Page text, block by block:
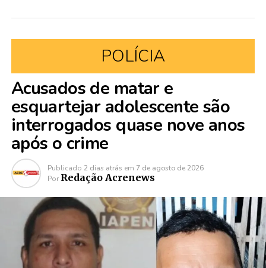
POLÍCIA
Acusados de matar e
esquartejar adolescente são
interrogados quase nove anos
após o crime
Publicado 2 dias atrás em 7 de agosto de 2026
Por Redação Acrenews